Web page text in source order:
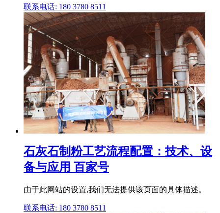
联系电话: 180 3780 8511
石灰石制粉工艺流程配置：技术、设
备与应用 百家号
由于此网站的设置,我们无法提供该页面的具体描述。
联系电话: 180 3780 8511